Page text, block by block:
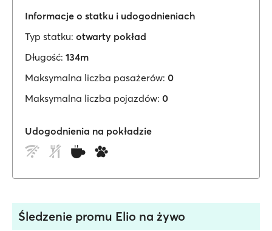
Informacje o statku i udogodnieniach
Typ statku: otwarty pokład
Długość: 134m
Maksymalna liczba pasażerów: 0
Maksymalna liczba pojazdów: 0
Udogodnienia na pokładzie
Śledzenie promu Elio na żywo